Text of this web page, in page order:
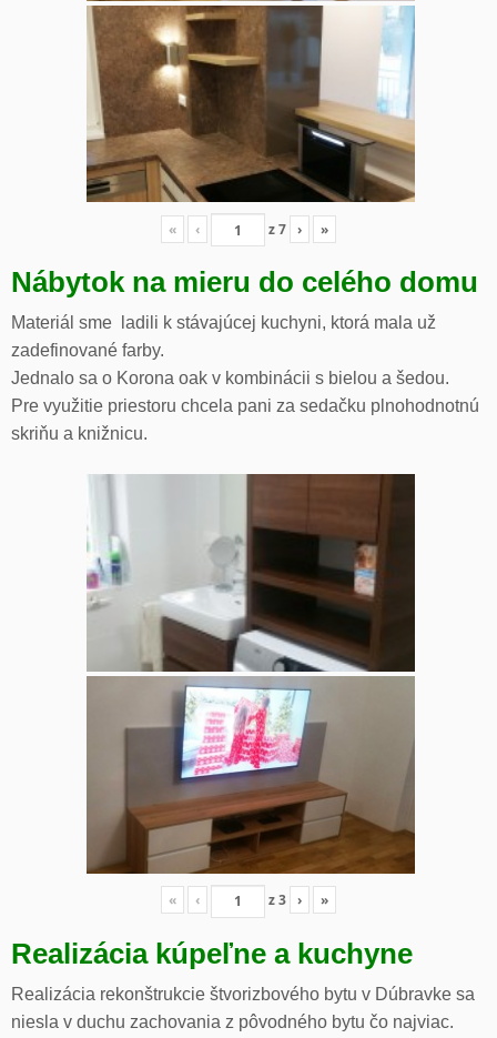
« ‹ z7 › »
Nábytok na mieru do celého domu
Materiál sme ladili k stávajúcej kuchyni, ktorá mala už
zadefinované farby.
Jednalo sa o Korona oak v kombinácii s bielou a šedou.
Pre využitie priestoru chcela pani za sedačku plnohodnotnú
skriňu a knižnicu.
« ‹ z3 › »
Realizácia kúpeľne a kuchyne
Realizácia rekonštrukcie štvorizbového bytu v Dúbravke sa
niesla v duchu zachovania z pôvodného bytu čo najviac.